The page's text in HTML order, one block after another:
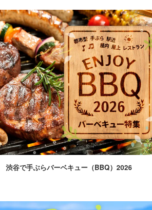
渋谷で手ぶらバーベキュー（BBQ）2026